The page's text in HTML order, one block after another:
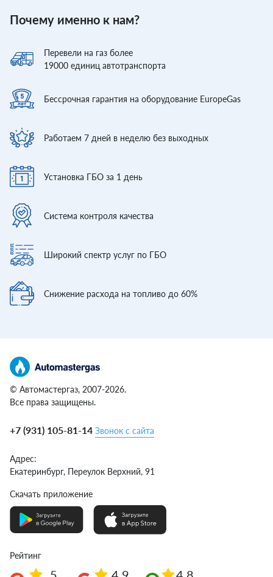
Почему именно к нам?
Перевели на газ более
19000 единиц автотранспорта
Бессрочная гарантия на оборудование EuropeGas
Работаем 7 дней в неделю без выходных
Установка ГБО за 1 день
Система контроля качества
Широкий спектр услуг по ГБО
Снижение расхода на топливо до 60%
© Автомастергаз, 2007-2026.
Все права защищены.
+7 (931) 105-81-14 Звонок с сайта
Адрес:
Екатеринбург, Переулок Верхний, 91
Скачать приложение
Рейтинг